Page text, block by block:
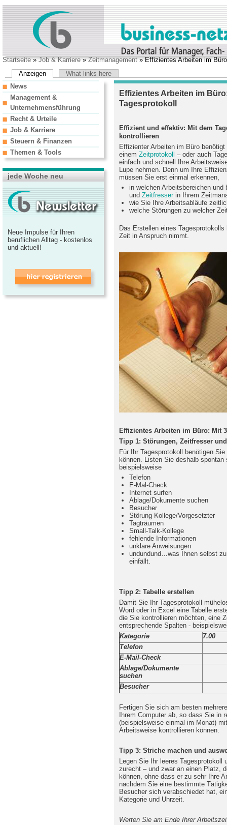
Startseite»Job & Karriere»Zeitmanagement» Effizientes Arbeiten im
Anzeigen
What links here
Effizientes Arbeiten im
Tagesprotokoll
Effizient und effektiv: Mit dem
kontrollieren
Effizienter Arbeiten im Büro
einem Zeitprotokoll – oder auch
einfach und schnell Ihre
Lupe nehmen. Denn um Ihre
müssen Sie erst einmal erkennen,
in welchen Arbeitsbereichen und
und Zeitfresserin Ihrem
wie Sie Ihre Arbeitsabläufe
welche Störungen zu welcher
Das Erstellen eines
Zeit in Anspruch nimmt.
Effizientes Arbeiten im Büro: Mit
Tipp 1: Störungen, Zeitfresser
Für Ihr Tagesprotokoll benötigen
können. Listen Sie deshalb
beispielsweise
Telefon
E-Mal-Check
Internet surfen
Ablage/Dokumente suchen
Besucher
Störung Kollege/Vorgesetzter
Tagträumen
Small-Talk-Kollege
fehlende Informationen
unklare Anweisungen
undundund…was Ihnen selbst
einfällt.
Tipp 2: Tabelle erstellen
Damit Sie Ihr Tagesprotokoll
Word oder in Excel eine Tabelle
die Sie kontrollieren möchten, eine
entsprechende Spalten -
Kategorie
7.00
Telefon
E-Mail-Check
Ablage/Dokumente
suchen
Besucher
Fertigen Sie sich am besten
Ihrem Computer ab, so dass Sie in
(beispielsweise einmal im Monat)
Arbeitsweise kontrollieren können.
Tipp 3: Striche machen und
Legen Sie Ihr leeres
zurecht – und zwar an einen Platz,
können, ohne dass er zu sehr Ihre
nachdem Sie eine bestimmte
Besucher sich verabschiedet hat,
Kategorie und Uhrzeit.
Werten Sie am Ende Ihrer
News
Management &
Unternehmensführung
Recht & Urteile
Job & Karriere
Steuern & Finanzen
Themen & Tools
jede Woche neu
Neue Impulse für Ihren
beruflichen Alltag - kostenlos
und aktuell!